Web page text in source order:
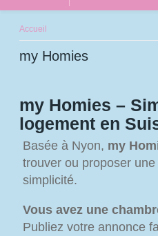
Vous êtes ici
Accueil
my Homies
my Homies –
logement en
Basée à Nyon, my
trouver ou proposer
simplicité.
Vous avez une
Publiez votre annonce